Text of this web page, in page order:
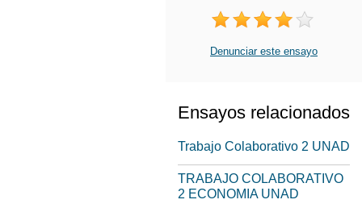
Denunciar este ensayo
Ensayos relacionados
Trabajo Colaborativo 2 UNAD
TRABAJO COLABORATIVO
2 ECONOMIA UNAD